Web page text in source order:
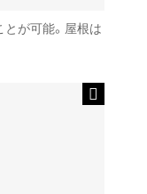
が可能。屋根は